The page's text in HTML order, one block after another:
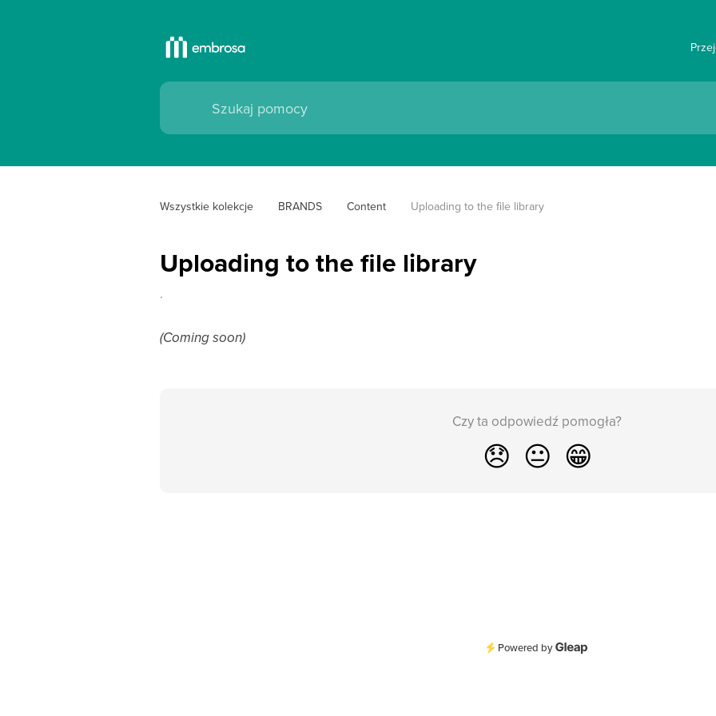
Wszystkie kolekcje BRANDS Content Uploading to the file library
Uploading to the file library
.
(Coming soon)
Czy ta odpowiedź pomogła?
😞 😐 😁
Powered by